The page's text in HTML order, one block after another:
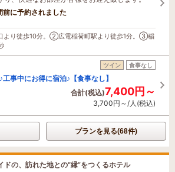
この宿を見ています
より徒歩10分。②広電稲荷町駅より徒歩1分。③稲
ツイン 食事なし
事中にお得に宿泊♪【食事なし】
合計(税込)7,400円～
3,700円～/人(税込)
プランを見る(68件)
の、訪れた地との“縁”をつくるホテル